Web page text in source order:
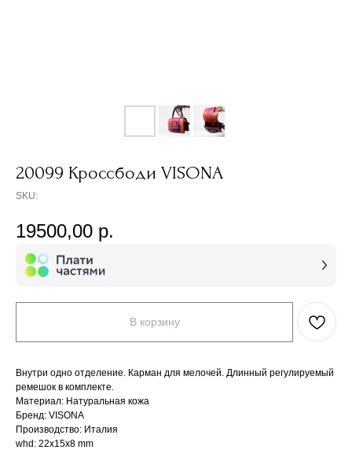
20099 Кроссбоди VISONA
SKU:
19500,00 р.
В корзину
Внутри одно отделение. Карман для мелочей. Длинный регулируемый
ремешок в комплекте.
Материал: Натуральная кожа
Бренд: VISONA
Производство: Италия
whd: 22x15x8 mm